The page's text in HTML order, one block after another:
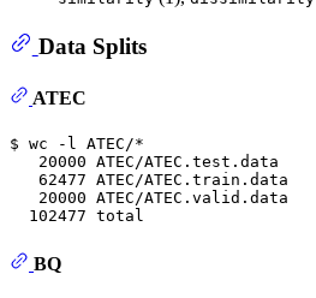
Data Splits
ATEC
$ wc -l ATEC/*
   20000 ATEC/ATEC.test.data
   62477 ATEC/ATEC.train.data
   20000 ATEC/ATEC.valid.data
BQ